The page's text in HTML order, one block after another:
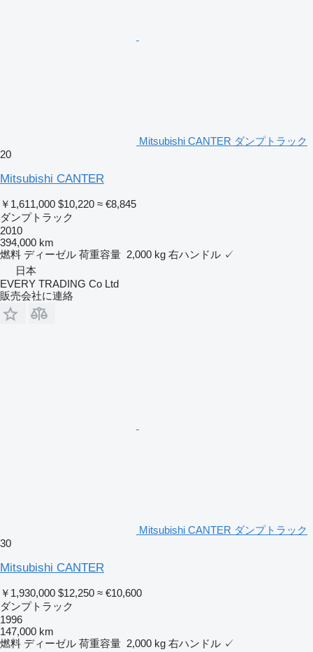
Mitsubishi CANTER ダンプトラック
20
Mitsubishi CANTER
￥1,611,000 $10,220 ≈ €8,845
ダンプトラック
2010
394,000 km
燃料 ディーゼル 荷重容量 2,000 kg 右ハンドル ✓
日本
EVERY TRADING Co Ltd
販売会社に連絡
Mitsubishi CANTER ダンプトラック
30
Mitsubishi CANTER
￥1,930,000 $12,250 ≈ €10,600
ダンプトラック
1996
147,000 km
燃料 ディーゼル 荷重容量 2,000 kg 右ハンドル ✓